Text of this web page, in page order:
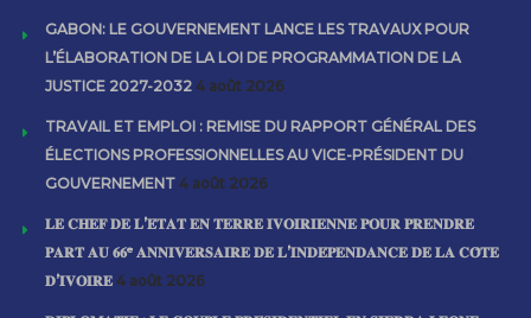
GABON: LE GOUVERNEMENT LANCE LES TRAVAUX POUR
L’ÉLABORATION DE LA LOI DE PROGRAMMATION DE LA
JUSTICE 2027-2032 4 août 2026
TRAVAIL ET EMPLOI : REMISE DU RAPPORT GÉNÉRAL DES
ÉLECTIONS PROFESSIONNELLES AU VICE-PRÉSIDENT DU
GOUVERNEMENT 4 août 2026
𝐋𝐄 𝐂𝐇𝐄𝐅 𝐃𝐄 𝐋’𝐄́𝐓𝐀𝐓 𝐄𝐍 𝐓𝐄𝐑𝐑𝐄 𝐈𝐕𝐎𝐈𝐑𝐈𝐄𝐍𝐍𝐄 𝐏𝐎𝐔𝐑 𝐏𝐑𝐄𝐍𝐃𝐑𝐄
𝐏𝐀𝐑𝐓 𝐀𝐔 𝟔𝟔ᵉ 𝐀𝐍𝐍𝐈𝐕𝐄𝐑𝐒𝐀𝐈𝐑𝐄 𝐃𝐄 𝐋’𝐈𝐍𝐃𝐄́𝐏𝐄𝐍𝐃𝐀𝐍𝐂𝐄 𝐃𝐄 𝐋𝐀 𝐂𝐎̂𝐓𝐄
𝐃’𝐈𝐕𝐎𝐈𝐑𝐄 4 août 2026